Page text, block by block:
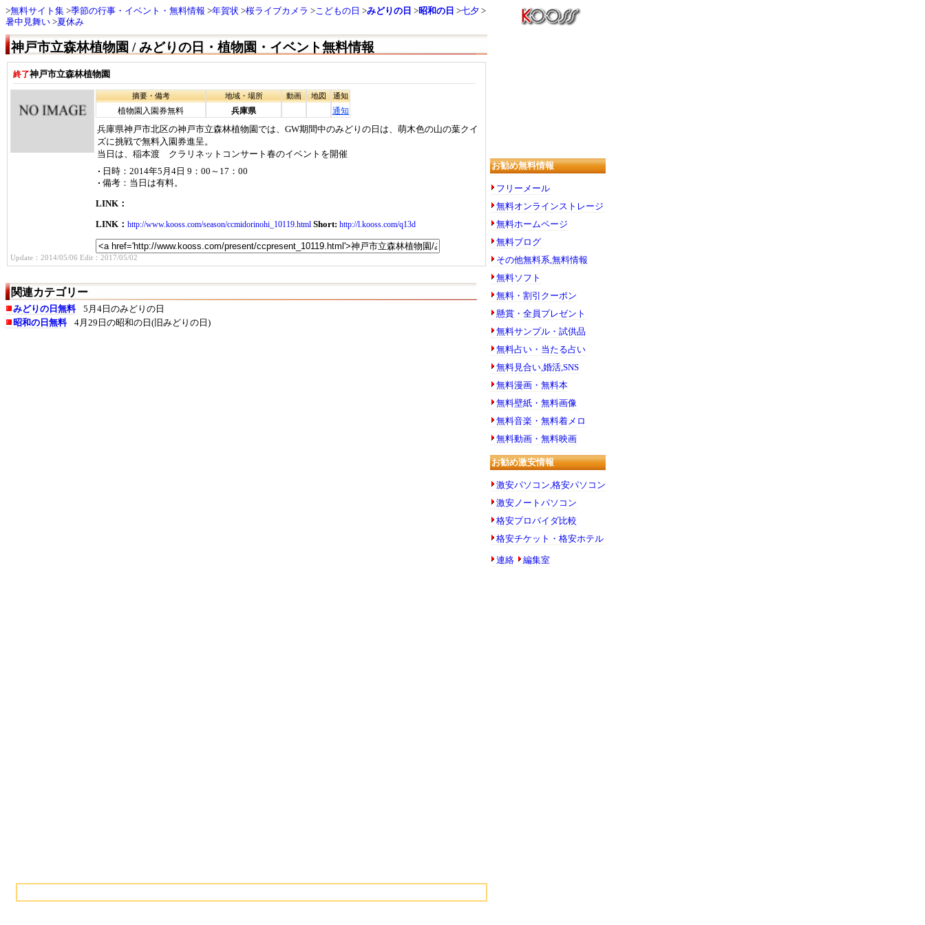
無料サイト集 季節の行事・イベント・無料情報 年賀状 桜ライブカメラ こどもの日 みどりの日 昭和の日
七夕
暑中見舞い
夏休み
神戸市立森林植物園 / みどりの日・植物園・イベント無料情報
終了神戸市立森林植物園
摘要・備考
植物園入園券無料
地域・場所
兵庫県
動画 地図 通知
通知
兵庫県神戸市北区の神戸市立森林植物園では、GW期間中のみどりの日は、萌木色の山の葉クイ
ズに挑戦で無料入園券進呈。
当日は、稲本渡 クラリネットコンサート春のイベントを開催
日時：2014年5月4日 9：00～17：00
備考：当日は有料。
LINK：
LINK： http://www.kooss.com/season/ccmidorinohi_10119.html Short: http://l.kooss.com/q13d
Update：2014/05/06 Edit：2017/05/02
関連カテゴリー
みどりの日無料
5月4日のみどりの日
昭和の日無料
4月29日の昭和の日(旧みどりの日)
お勧め無料情報
フリーメール
無料オンラインストレージ
無料ホームページ
無料ブログ
その他無料系,無料情報
無料ソフト
無料・割引クーポン
懸賞・全員プレゼント
無料サンプル・試供品
無料占い・当たる占い
無料見合い,婚活,SNS
無料漫画・無料本
無料壁紙・無料画像
無料音楽・無料着メロ
無料動画・無料映画
お勧め激安情報
激安パソコン,格安パソコン
激安ノートパソコン
格安プロバイダ比較
格安チケット・格安ホテル
連絡 編集室